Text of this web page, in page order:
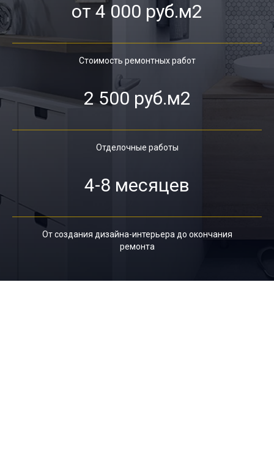
от 4 000 руб.м2
Стоимость ремонтных работ
2 500 руб.м2
Отделочные работы
4-8 месяцев
От создания дизайна-интерьера до окончания
ремонта